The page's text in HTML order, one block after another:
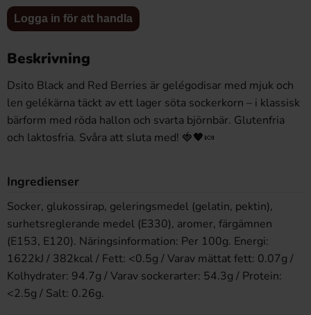
Logga in
för att
Logga in för att handla
Beskrivning
Dsito Black and Red Berries är gelégodisar med mjuk och
len gelékärna täckt av ett lager söta sockerkorn – i klassisk
bärform med röda hallon och svarta björnbär. Glutenfria
och laktosfria. Svåra att sluta med! 🍓🖤🍬
Ingredienser
Socker, glukossirap, geleringsmedel (gelatin, pektin),
surhetsreglerande medel (E330), aromer, färgämnen
(E153, E120). Näringsinformation: Per 100g. Energi:
1622kJ / 382kcal / Fett: <0.5g / Varav mättat fett: 0.07g /
Kolhydrater: 94.7g / Varav sockerarter: 54.3g / Protein:
<2.5g / Salt: 0.26g.